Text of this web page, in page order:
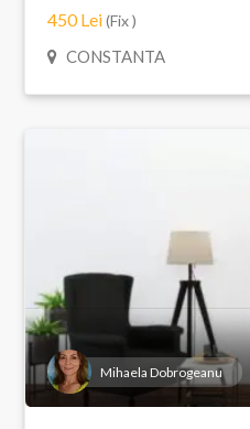
450 Lei(Fix )
CONSTANTA
Mihaela Dobrogeanu